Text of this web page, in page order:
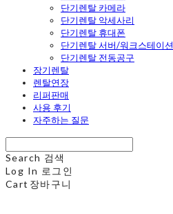
단기렌탈 카메라
단기렌탈 악세사리
단기렌탈 휴대폰
단기렌탈 서버/워크스테이션
단기렌탈 전동공구
장기렌탈
렌탈연장
리퍼판매
사용 후기
자주하는 질문
Search 검색
Log In 로그인
Cart 장바구니